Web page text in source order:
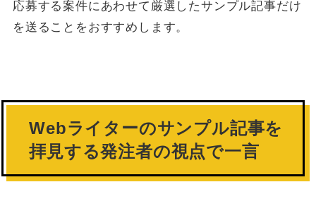
応募する案件にあわせて厳選したサンプル記事だけ
を送ることをおすすめします。
Webライターのサンプル記事を
拝見する発注者の視点で一言